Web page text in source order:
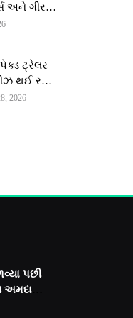
અને ગીર
દૂધની શુદ્ધ
ટ્રેલર
થઈ રહેલ
જોવા
2026
પછી